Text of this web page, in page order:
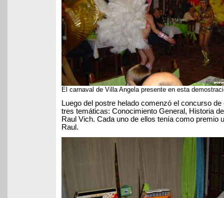
El carnaval de Villa Angela presente en esta
Luego del postre helado comenzó el concurso
tres temáticas: Conocimiento General, Historia
Raul Vich. Cada uno de ellos tenía como premio
Raul.